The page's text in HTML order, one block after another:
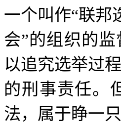
一个叫作“联邦
会”的组织的
以追究选举过
的刑事责任。
法，属于睁一